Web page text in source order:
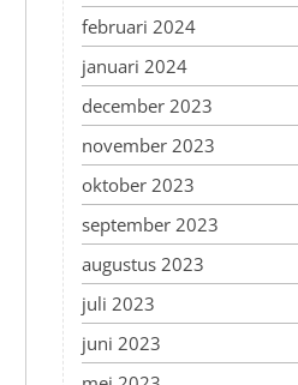
februari 2024
januari 2024
december 2023
november 2023
oktober 2023
september 2023
augustus 2023
juli 2023
juni 2023